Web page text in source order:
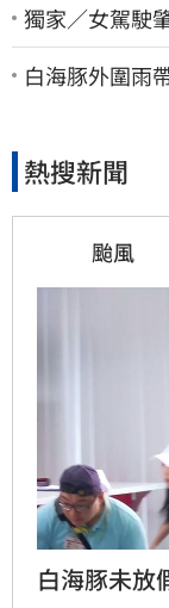
獨家／女駕駛
撞 媽淚：家
白海豚外圍雨
熱搜新聞
颱風
白海豚未放